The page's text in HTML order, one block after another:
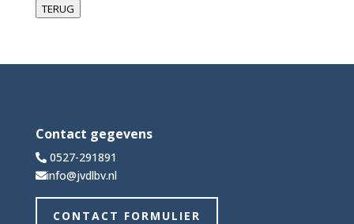
TERUG
Contact gegevens
0527-291891
info@jvdlbv.nl
CONTACT FORMULIER